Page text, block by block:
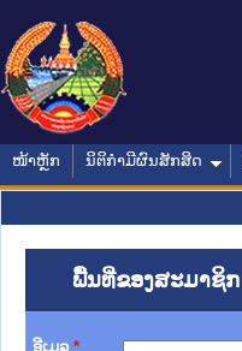
ໜ້າຫຼັກ ນິຕິກໍາມີຜົນສັກສິດ
ພື້ນທີ່ຂອງສະມາຊິກ
ອີເມລ *